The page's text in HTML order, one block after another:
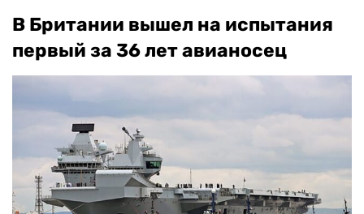
В Британии вышел на испытания
первый за 36 лет авианосец